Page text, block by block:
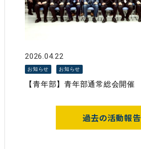
2026.04.22
お知らせ お知らせ
【青年部】青年部通常総会開催
過去の活動報告